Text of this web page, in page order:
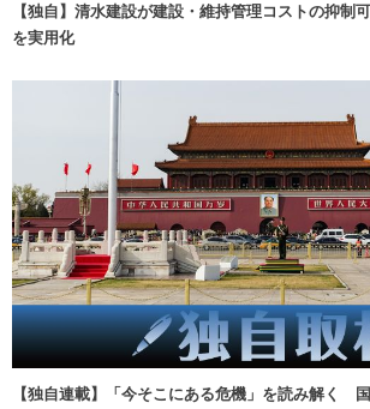
【独自】清水建設が建設・維持管理コストの抑制
を実用化
【独自連載】「今そこにある危機」を読み解く